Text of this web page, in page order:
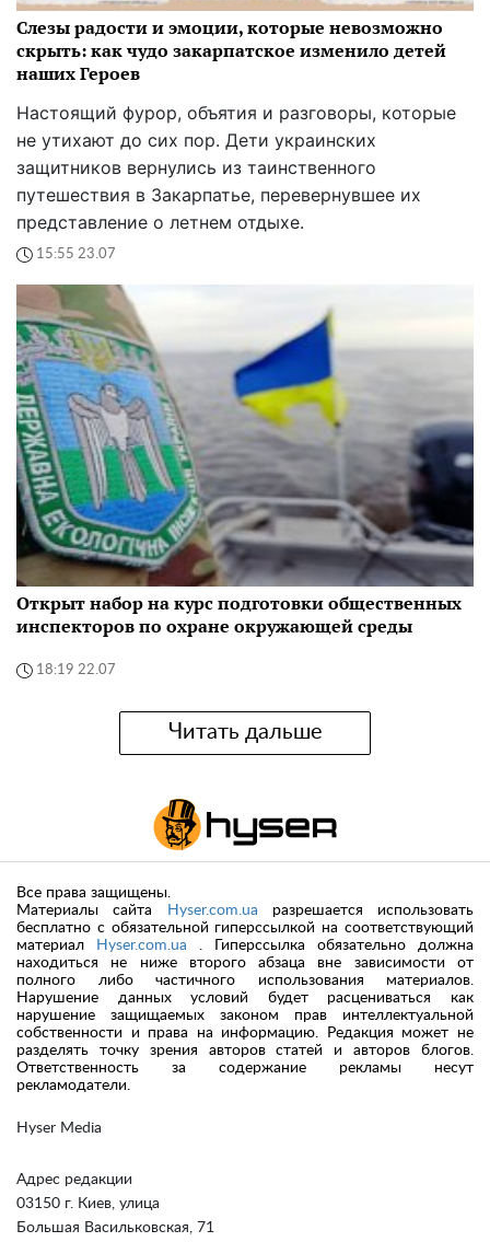
Слезы радости и эмоции, которые невозможно
скрыть: как чудо закарпатское изменило детей
наших Героев
Настоящий фурор, объятия и разговоры, которые
не утихают до сих пор. Дети украинских
защитников вернулись из таинственного
путешествия в Закарпатье, перевернувшее их
представление о летнем отдыхе.
15:55 23.07
Открыт набор на курс подготовки общественных
инспекторов по охране окружающей среды
18:19 22.07
Читать дальше
Hyser Media
Адрес редакции
03150 г. Киев, улица
Большая Васильковская, 71
Все права защищены.
Материалы сайта
Hyser.com.ua разрешается использовать
бесплатно с обязательной гиперссылкой на соответствующий
материал
Hyser.com.ua . Гиперссылка обязательно должна
находиться не ниже второго абзаца вне зависимости от
полного либо частичного использования материалов.
Нарушение данных условий будет расцениваться как
нарушение защищаемых законом прав интеллектуальной
собственности и права на информацию. Редакция может не
разделять точку зрения авторов статей и авторов блогов.
Ответственность за содержание рекламы несут
рекламодатели.